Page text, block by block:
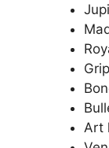
Art